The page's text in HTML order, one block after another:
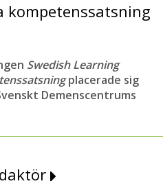
kompetenssatsning
Swedish Learning
placerade sig
Demenscentrums